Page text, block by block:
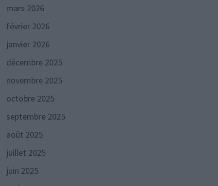
mars 2026
février 2026
janvier 2026
décembre 2025
novembre 2025
octobre 2025
septembre 2025
août 2025
juillet 2025
juin 2025